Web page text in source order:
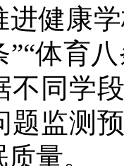
进健康
体育
不同学
题监测
量。